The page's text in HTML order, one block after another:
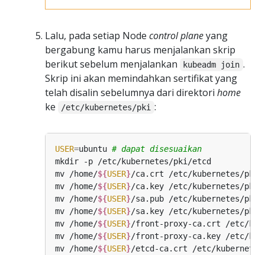
Lalu, pada setiap Node control planeyang
bergabung kamu harus menjalankan skrip
berikut sebelum menjalankan
kubeadm join .
Skrip ini akan memindahkan sertifikat yang
telah disalin sebelumnya dari direktori home
ke
/etc/kubernetes/pki :
USER=ubuntu # dapat disesuaikan
mv /home/${USER}
mv /home/${USER}
mv /home/${USER}
mv /home/${USER}
mv /home/${USER}
mv /home/${USER}
mv /home/${USER}